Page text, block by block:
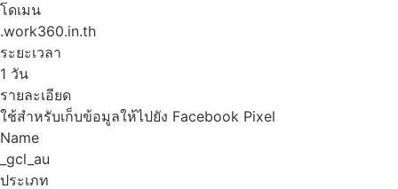
โดเมน
.work360.in.th
ระยะเวลา
1 วัน
รายละเอียด
ใช้สำหรับเก็บข้อมูลให้ไปยัง Facebook Pixel
Name
_gcl_au
ประเภท